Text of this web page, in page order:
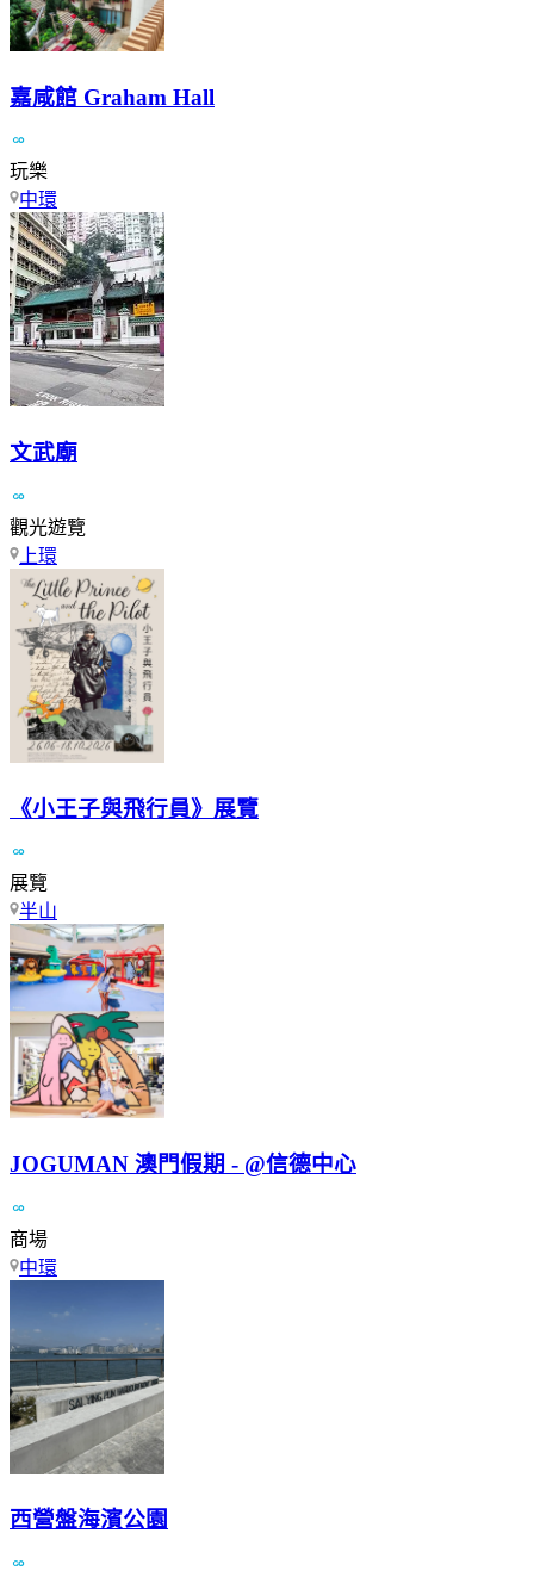
嘉咸館 Graham Hall
玩樂
中環
文武廟
觀光遊覽
上環
《小王子與飛行員》展覽
展覽
半山
JOGUMAN 澳門假期 - @信德中心
商場
中環
西營盤海濱公園